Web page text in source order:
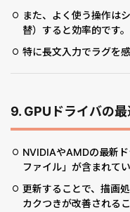
また、よく使う操作は
替）すると効率的です。
特に長文入力でラグを
9. GPUドライバの最
NVIDIAやAMDの最新
ファイル」が含まれて
更新することで、描画
カクつきが改善される